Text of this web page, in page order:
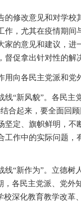
修改意见和对学
，尤其在疫情期
的意见和建议，
促拿出针对性的解
向各民主党派和党
“新风貌”。各民主
合起来，要全面回
定、旗帜鲜明，
作中的实际问题
“新作为”。立德
各民主党派、党
深化教育教学改革